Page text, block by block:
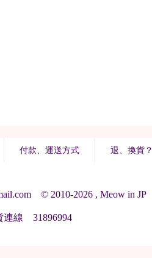
付款、運送方式 退、換貨？
© 2010-2026 , Meow in JP
連線 31896994